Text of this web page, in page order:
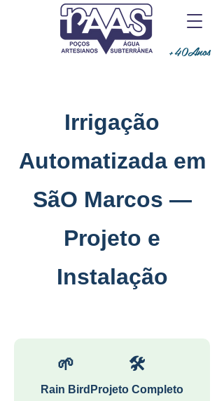
+40Anos
Irrigação
Automatizada em
SãO Marcos —
Projeto e
Instalação
🌱
Rain Bird
🛠
Projeto Completo